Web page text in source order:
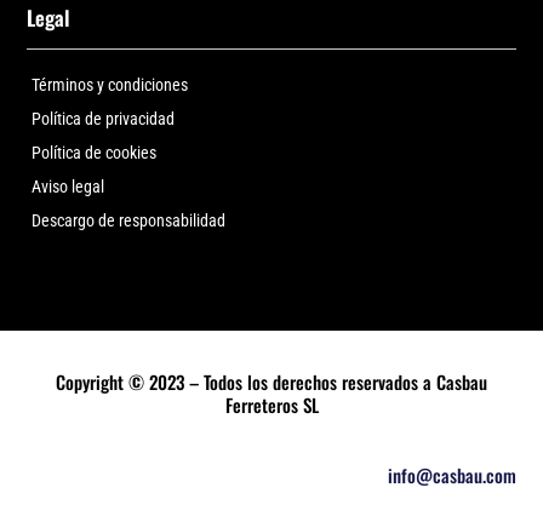
Legal
Términos y condiciones
Política de privacidad
Política de cookies
Aviso legal
Descargo de responsabilidad
Copyright © 2023 – Todos los derechos reservados a Casbau
Ferreteros SL
info@casbau.com